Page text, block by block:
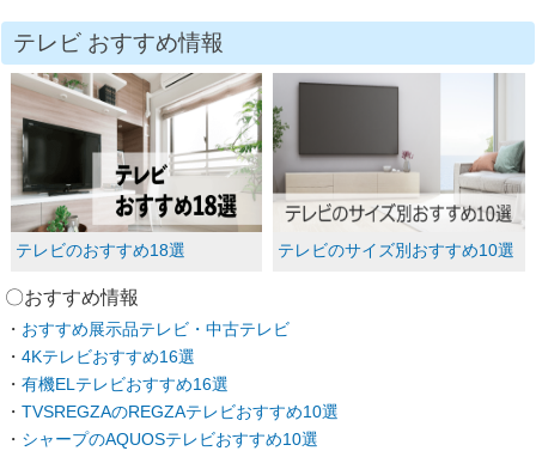
テレビ おすすめ情報
テレビのおすすめ18選 テレビのサイズ別おすすめ10選
〇おすすめ情報
おすすめ展示品テレビ・中古テレビ
4Kテレビおすすめ16選
有機ELテレビおすすめ16選
TVSREGZAのREGZAテレビおすすめ10選
シャープのAQUOSテレビおすすめ10選